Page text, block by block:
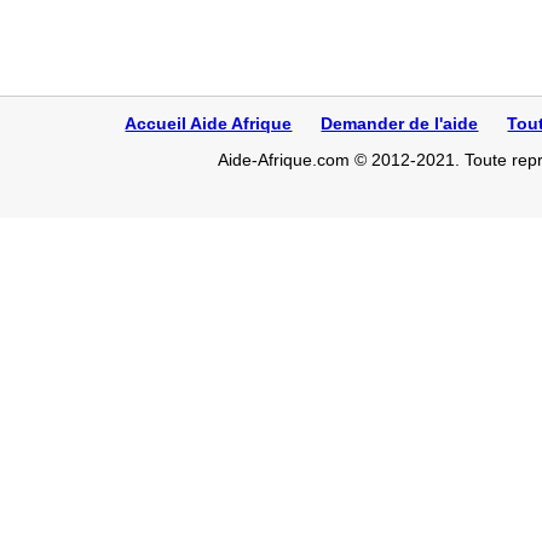
Accueil Aide Afrique Demander de l'aide
Aide-Afrique.com © 2012-2021. Toute